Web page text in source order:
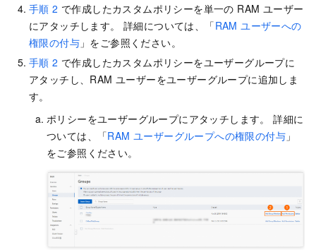
手順 2 で作成したカスタムポリシーを単一の RAM ユーザー
にアタッチします。 詳細については、「RAM ユーザーへの
権限の付与 」をご参照ください。
手順 2 で作成したカスタムポリシーをユーザーグループに
アタッチし、RAM ユーザーをユーザーグループに追加しま
す。
ポリシーをユーザーグループにアタッチします。 詳細に
ついては、「RAM ユーザーグループへの権限の付与 」
をご参照ください。